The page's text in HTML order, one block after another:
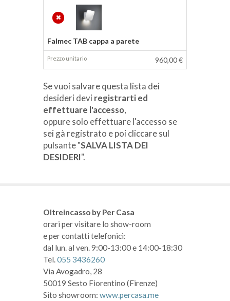
Prodotto
Prezzo
Falmec TAB cappa a parete
960,00 €
Se vuoi salvare questa lista dei
desideri devi registrarti ed
effettuare l'accesso,
oppure solo effettuare l'accesso se
sei gà registrato e poi cliccare sul
pulsante "SALVA LISTA DEI
DESIDERI".
Oltreincasso by Per Casa
orari per visitare lo show-room
e per contatti telefonici:
dal lun. al ven. 9:00-13:00 e 14:00-18:30
Tel.055 3436260
Via Avogadro, 28
50019 Sesto Fiorentino (Firenze)
Sito showroom: www.percasa.me